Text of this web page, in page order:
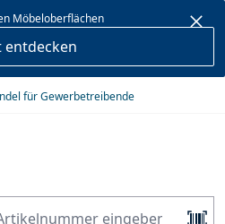
Möbeloberflächen
entdecken
für Gewerbetreibende